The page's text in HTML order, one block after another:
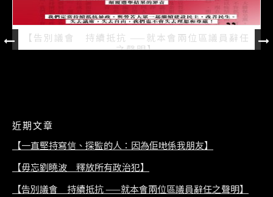
【告別議會 持續抵抗 ——就本會兩位區議員辭任
之聲明】
近期文章
【一直堅持寫信、探監的人：因為佢哋係我朋友】
【毋忘劉曉波 釋放所有政治犯】
【告別議會 持續抵抗 ——就本會兩位區議員辭任之聲明】